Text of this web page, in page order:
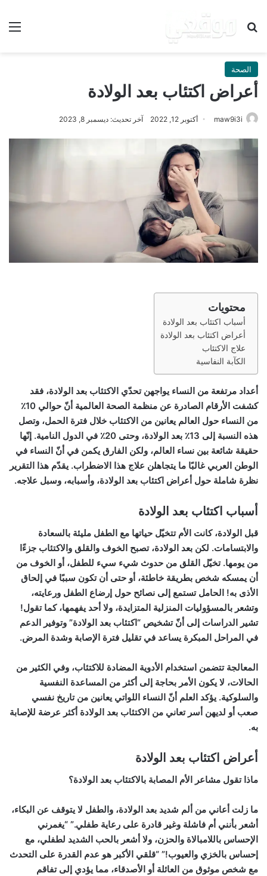
بحث عن
الصحة
أعراض اكتئاب بعد الولادة
maw9i3i أكتوبر 12, 2022 آخر تحديث: ديسمبر 8, 2023
محتويات
أسباب اكتئاب بعد الولادة
أعراض اكتئاب بعد الولادة
علاج الاكتئاب
الكآبة النفاسية
أعداد مرتفعة من النساء يواجهن تحدّي الاكتئاب بعد الولادة، فقد
كشفت الأرقام الصادرة عن منظمة الصحة العالمية أنّ حوالي 10٪
من النساء حول العالم يعانين من الاكتئاب خلال فترة الحمل، وتصل
هذه النسبة إلى 13٪ بعد الولادة، وحتى 20٪ في الدول النامية. إنّها
حقيقة شائعة بين نساء العالم، ولكن الفارق يكمن في أنّ النساء في
الوطن العربي غالبًا ما يتجاهلن علاج هذا الاضطراب. يقدّم هذا التقرير
نظرة شاملة حول أعراض اكتئاب بعد الولادة، وأسبابه، وسبل علاجه.
أسباب اكتئاب بعد الولادة
قبل الولادة، كانت الأم تتخيّل حياتها مع الطفل مليئة بالسعادة
والابتسامات. لكن بعد الولادة، تصبح الخوف والقلق والاكتئاب جزءًا
من يومها. تخيّل القلق من حدوث شيء سيء للطفل، أو الخوف من
أن يمسكه شخص بطريقة خاطئة، أو حتى أن تكون سببًا في إلحاق
الأذى به! الحامل تستمع إلى نصائح حول إرضاع الطفل ورعايته،
وتشعر بالمسؤوليات المنزلية المتزايدة، ولا أحد يفهمها، كما تقول!
تشير الدراسات إلى أنّ تشخيص “اكتئاب بعد الولادة” وتوفير الدعم
في المراحل المبكرة يساعد في تقليل فترة الإصابة وشدة المرض.
المعالجة تتضمن استخدام الأدوية المضادة للاكتئاب، وفي الكثير من
الحالات، لا يكون الأمر بحاجة إلى أكثر من المساعدة النفسية
والسلوكية. يؤكد العلم أنّ النساء اللواتي يعانين من تاريخ نفسي
صعب أو لديهن أسر تعاني من الاكتئاب بعد الولادة أكثر عرضة للإصابة
به.
أعراض اكتئاب بعد الولادة
ماذا تقول مشاعر الأم المصابة بالاكتئاب بعد الولادة؟
ما زلت أعاني من ألم شديد بعد الولادة، والطفل لا يتوقف عن البكاء،
أشعر بأنني أم فاشلة وغير قادرة على رعاية طفلي.” “يغمرني
الإحساس باللامبالاة والحزن، ولا أشعر بالحب الشديد لطفلي، مع
إحساس بالخزي والعيوب!” “قلقي الأكبر هو عدم القدرة على التحدث
مع شخص موثوق من العائلة أو الأصدقاء، مما يؤدي إلى تفاقم